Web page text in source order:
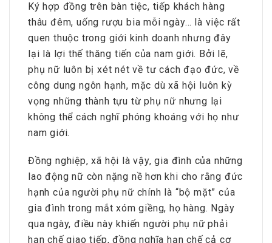
Ký hợp đồng trên bàn tiệc, tiếp khách hàng
thâu đêm, uống rượu bia mỗi ngày… là việc rất
quen thuộc trong giới kinh doanh nhưng đây
lại là lợi thế thăng tiến của nam giới. Bởi lẽ,
phụ nữ luôn bị xét nét về tư cách đạo đức, về
công dung ngôn hạnh, mặc dù xã hội luôn kỳ
vọng những thành tựu từ phụ nữ nhưng lại
không thể cách nghĩ phóng khoáng với họ như
nam giới.
Đồng nghiệp, xã hội là vậy, gia đình của những
lao động nữ còn nặng nề hơn khi cho rằng đức
hạnh của người phụ nữ chính là “bộ mặt” của
gia đình trong mắt xóm giềng, họ hàng. Ngày
qua ngày, điều này khiến người phụ nữ phải
hạn chế giao tiếp, đồng nghĩa hạn chế cả cơ